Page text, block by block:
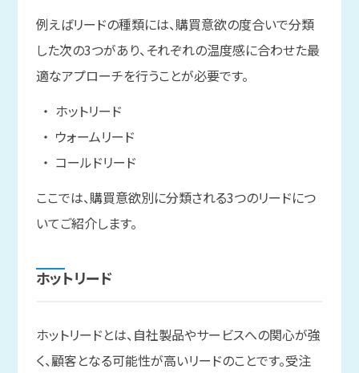
例えばリードの種類には、購買意欲の度合いで分類
した次の3つがあり、それぞれの温度感に合わせた最
適なアプローチを行うことが必要です。
ホットリード
ウォームリード
コールドリード
ここでは、購買意欲別に分類される3つのリードにつ
いてご紹介します。
ホットリード
ホットリードとは、自社製品やサービスへの関心が強
く、顧客となる可能性が高いリードのことです。受注